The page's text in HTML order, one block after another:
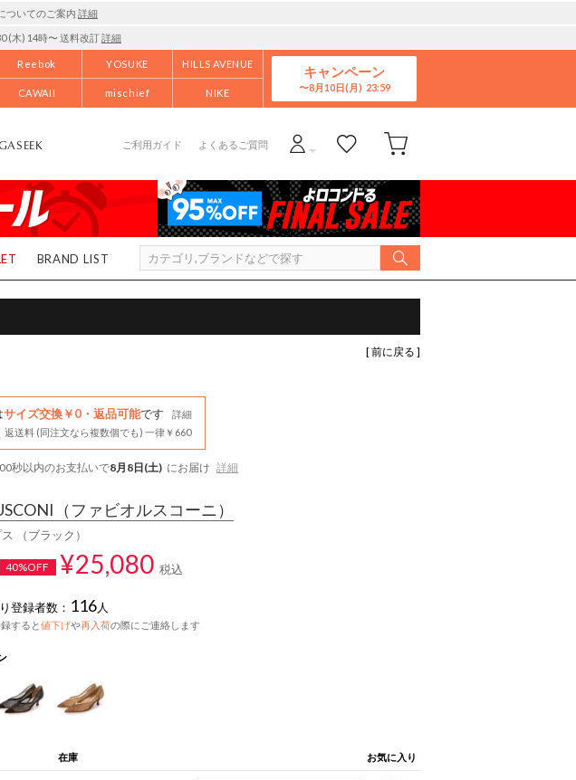
ついてのご案内 詳細
(木) 14時〜 送料改訂詳細
Reebok YOSUKE HILLS AVENUE
CAWAII mischief NIKE
キャンペーン
8月10日(月)
ご利用ガイド よくあるご質問
BRAND LIST
[ 前に戻る ]
サイズ交換￥0・返品可能です
詳細
返送料 (同注文なら複数個でも) 一律￥660
秒以内のお支払いで8月8日(土) にお届け 詳細
（ファビオルスコーニ）
（ブラック）
40%OFF ¥25,080 税込
登録者数： 116人
すると値下げや再入荷の際にご連絡します
在庫 お気に入り